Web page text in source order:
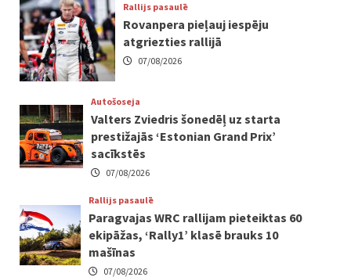
Rallijs pasaulē
Rovanpera pieļauj iespēju
atgriezties rallijā
07/08/2026
Autošoseja
Valters Zviedris šonedēļ uz starta
prestižajās ‘Estonian Grand Prix’
sacīkstēs
07/08/2026
Rallijs pasaulē
Paragvajas WRC rallijam pieteiktas 60
ekipāžas, ‘Rally1’ klasē brauks 10
mašīnas
07/08/2026